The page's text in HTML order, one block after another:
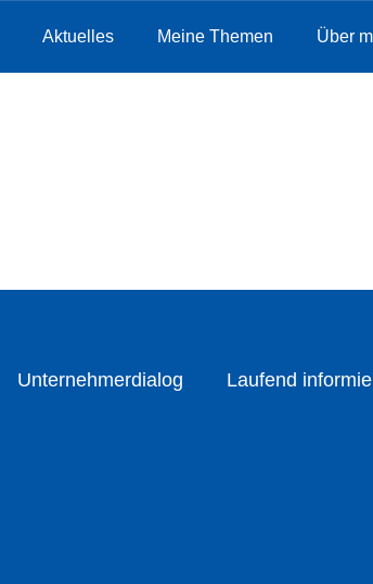
Aktuelles Meine Themen Über
Unternehmerdialog Laufend